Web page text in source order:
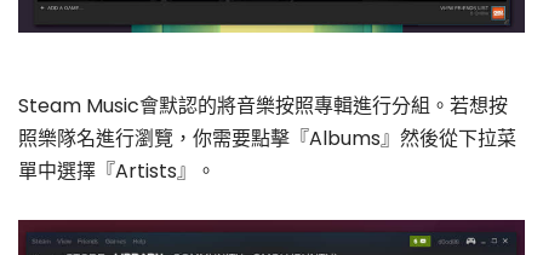
Steam Music會默認的將音樂按照專輯進行分組。若想按
照樂隊名進行瀏覽，你需要點擊『Albums』然後從下拉菜
單中選擇『Artists』。